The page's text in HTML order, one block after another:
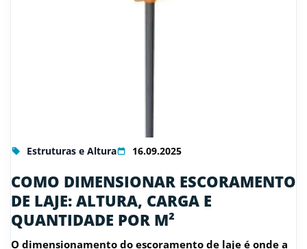
Estruturas e Altura 16.09.2025
COMO DIMENSIONAR ESCORAMENTO
DE LAJE: ALTURA, CARGA E
QUANTIDADE POR M²
O dimensionamento do escoramento de laje é onde a